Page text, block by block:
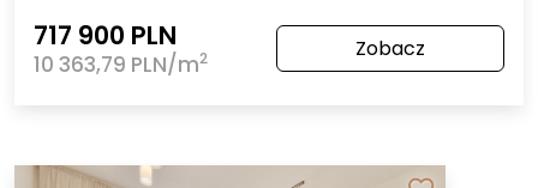
717 900 PLN
10 363,79 PLN/m2 Zobacz